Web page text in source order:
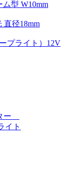
型 W10mm
直径18mm
プライト）12V
ー
イト